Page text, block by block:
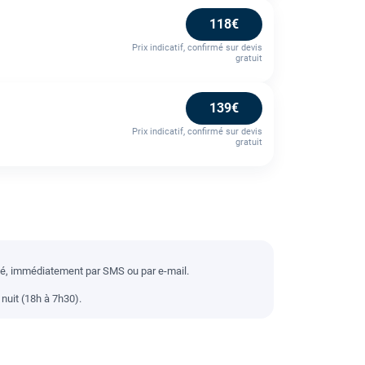
118€
Prix indicatif, confirmé sur devis
gratuit
139€
Prix indicatif, confirmé sur devis
gratuit
immédiatement par SMS ou par e-mail.
(18h à 7h30).